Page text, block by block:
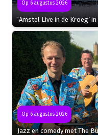
Op 6 augustus 2026
‘Amstel Live in de Kroeg’
Op 6 augustus 2026
Jazz en comedy met The